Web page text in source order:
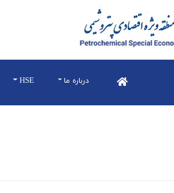
درباره ما HSE